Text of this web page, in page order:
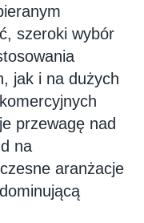
szeroki wybór
jak i na dużych
przewagę nad
na
aranżacje